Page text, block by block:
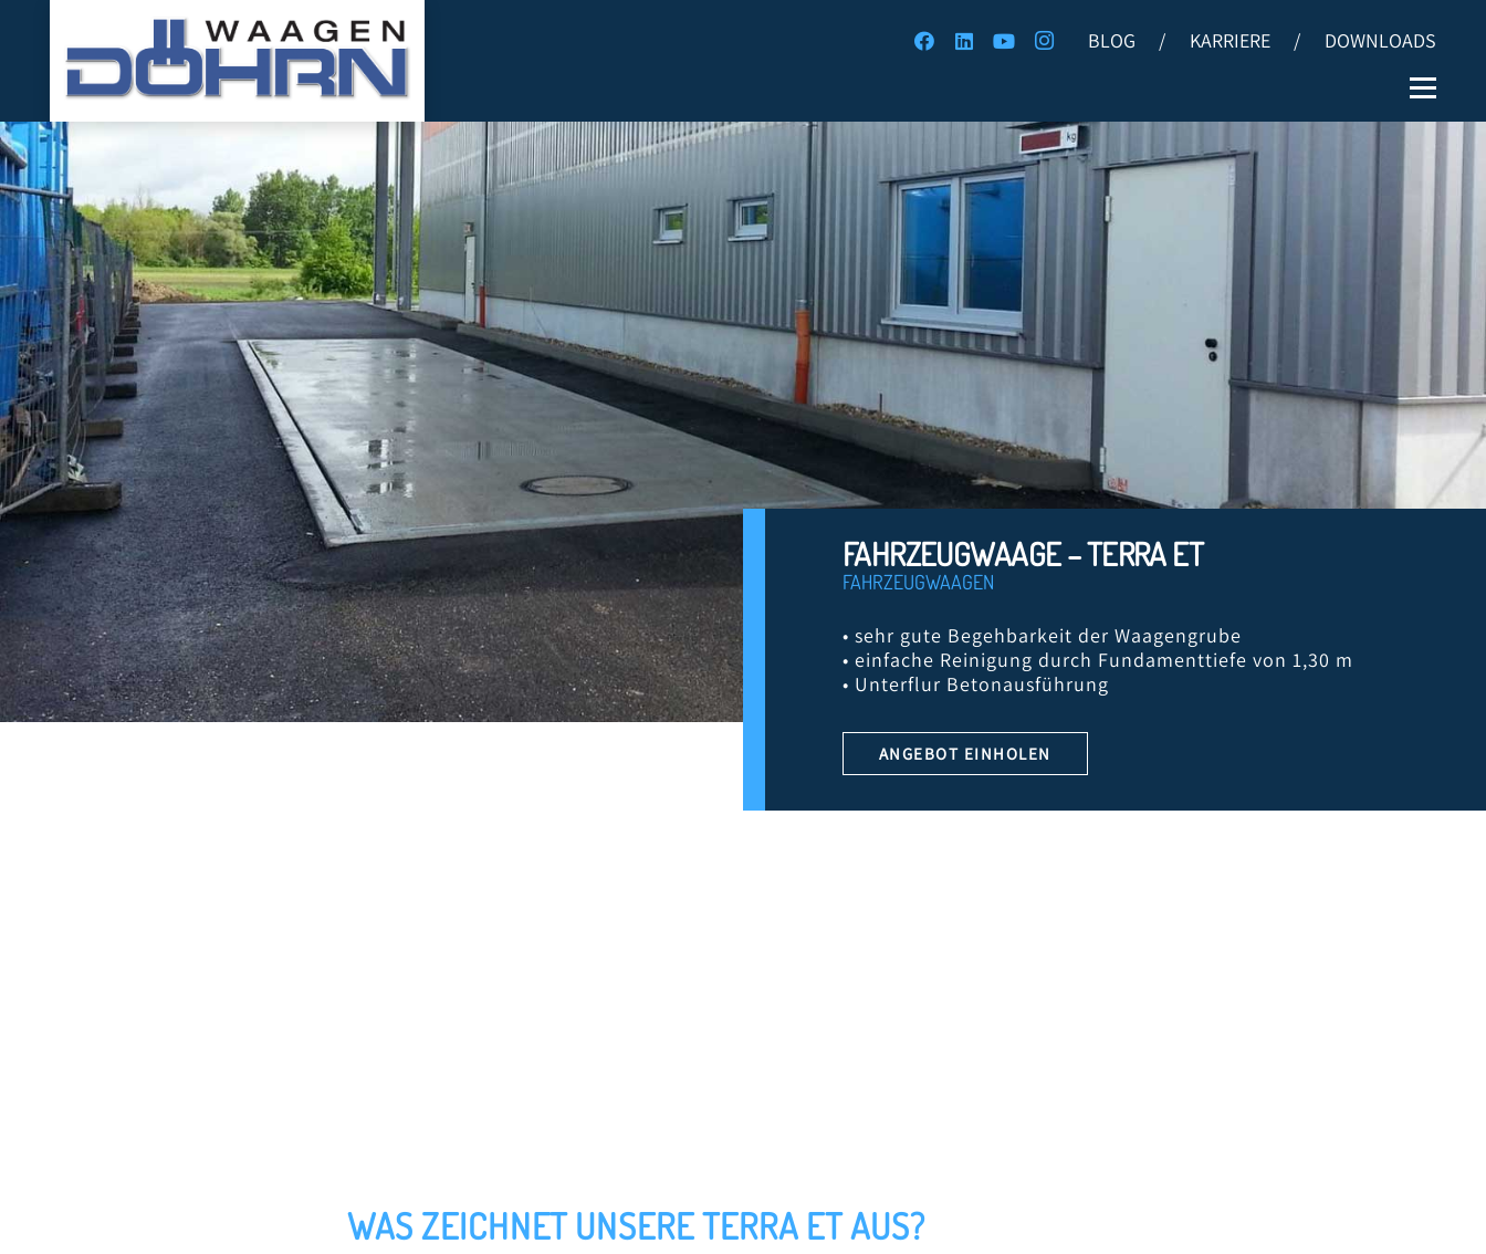
BLOG / KARRIERE / DOWNLOADS
FAHRZEUGWAAGE – TERRA ET
FAHRZEUGWAAGEN
• sehr gute Begehbarkeit der Waagengrube
• einfache Reinigung durch Fundamenttiefe von 1,30 m
• Unterflur Betonausführung
ANGEBOT EINHOLEN
WAS ZEICHNET UNSERE TERRA ET AUS?